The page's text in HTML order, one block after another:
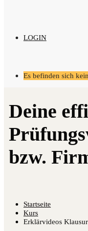
LOGIN
Es befinden sich
Startseite
Kurs
Erklärvideos